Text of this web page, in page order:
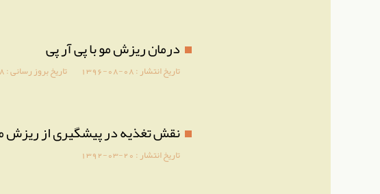
درمان ریزش مو با پی آر پی
تاریخ انتشار :1396-08-08 تاریخ بروز رسانی :
نقش تغذیه در پیشگیری از ریزش
تاریخ انتشار :1392-03-20